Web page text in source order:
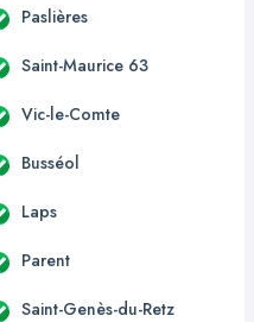
Paslières
Saint-Maurice 63
Vic-le-Comte
Busséol
Laps
Parent
Saint-Genès-du-Retz